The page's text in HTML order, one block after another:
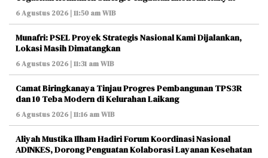
6 Agustus 2026 | 11:50 am WIB
Munafri: PSEL Proyek Strategis Nasional Kami Dijalankan,
Lokasi Masih Dimatangkan
6 Agustus 2026 | 11:31 am WIB
Camat Biringkanaya Tinjau Progres Pembangunan TPS3R
dan 10 Teba Modern di Kelurahan Laikang
6 Agustus 2026 | 11:16 am WIB
Aliyah Mustika Ilham Hadiri Forum Koordinasi Nasional
ADINKES, Dorong Penguatan Kolaborasi Layanan Kesehatan